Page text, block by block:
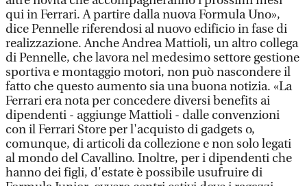
qui in Ferrari. A partire dalla nuova Formula Uno»,
dice Pennelle riferendosi al nuovo edificio in fase di
realizzazione. Anche Andrea Mattioli, un altro collega
di Pennelle, che lavora nel medesimo settore gestione
sportiva e montaggio motori, non può nascondere il
fatto che questo aumento sia una buona notizia. «La
Ferrari era nota per concedere diversi benefits ai
dipendenti - aggiunge Mattioli - dalle convenzioni
con il Ferrari Store per l'acquisto di gadgets o,
comunque, di articoli da collezione e non solo legati
al mondo del Cavallino. Inoltre, per i dipendenti che
hanno dei figli, d'estate è possibile usufruire di